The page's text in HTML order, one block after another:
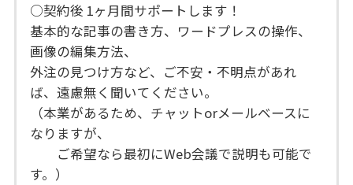
○契約後 1ヶ月間サポートします！
基本的な記事の書き方、ワードプレスの操作、
画像の編集方法、
外注の見つけ方など、ご不安・不明点があれ
ば、遠慮無く聞いてください。
（本業があるため、チャットorメールベースに
なりますが、
ご希望なら最初にWeb会議で説明も可能で
す。）